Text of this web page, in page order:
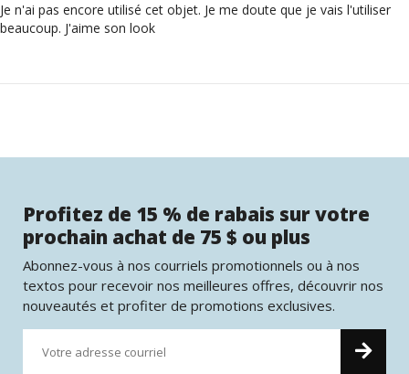
Je n'ai pas encore utilisé cet objet. Je me doute que je vais l'utiliser
beaucoup. J'aime son look
Profitez de 15 % de rabais sur votre
prochain achat de 75 $ ou plus
Abonnez-vous à nos courriels promotionnels ou à nos
textos pour recevoir nos meilleures offres, découvrir nos
nouveautés et profiter de promotions exclusives.